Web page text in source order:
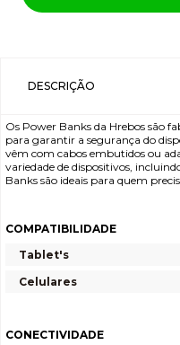
DESCRIÇÃO
Os Power Banks da Hrebos são
para garantir a segurança do
vêm com cabos embutidos ou
variedade de dispositivos,
Banks são ideais para quem
COMPATIBILIDADE
Tablet's
Celulares
CONECTIVIDADE